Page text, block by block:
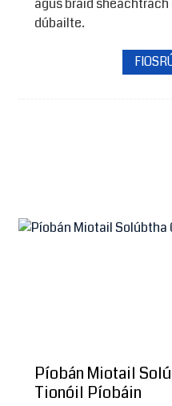
agus braid
dúbailte.
Píobán Miotail
Tionóil Píobáin